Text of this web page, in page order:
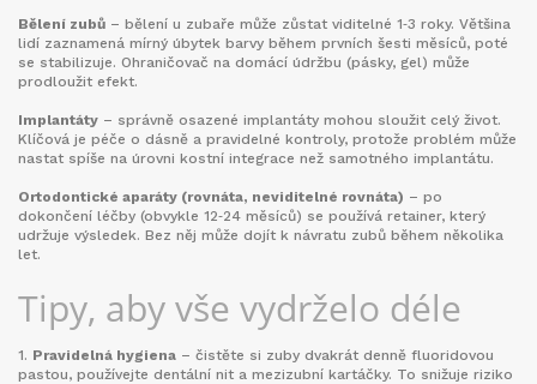
Bělení zubů – bělení u zubaře může zůstat viditelné 1‑3 roky. Většina
lidí zaznamená mírný úbytek barvy během prvních šesti měsíců, poté
se stabilizuje. Ohraničovač na domácí údržbu (pásky, gel) může
prodloužit efekt.
Implantáty – správně osazené implantáty mohou sloužit celý život.
Klíčová je péče o dásně a pravidelné kontroly, protože problém může
nastat spíše na úrovni kostní integrace než samotného implantátu.
Ortodontické aparáty (rovnáta, neviditelné rovnáta) – po
dokončení léčby (obvykle 12‑24 měsíců) se používá retainer, který
udržuje výsledek. Bez něj může dojít k návratu zubů během několika
let.
Tipy, aby vše vydrželo déle
1. Pravidelná hygiena – čistěte si zuby dvakrát denně fluoridovou
pastou, používejte dentální nit a mezizubní kartáčky. To snižuje riziko